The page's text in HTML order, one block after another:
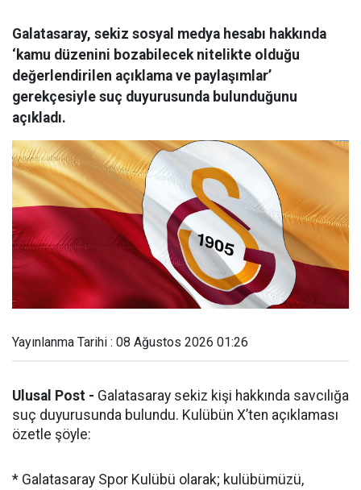
Galatasaray, sekiz sosyal medya hesabı hakkında
‘kamu düzenini bozabilecek nitelikte olduğu
değerlendirilen açıklama ve paylaşımlar’
gerekçesiyle suç duyurusunda bulunduğunu
açıkladı.
Yayınlanma Tarihi : 08 Ağustos 2026 01:26
Ulusal Post - Galatasaray sekiz kişi hakkında savcılığa
suç duyurusunda bulundu. Kulübün X’ten açıklaması
özetle şöyle:
* Galatasaray Spor Kulübü olarak; kulübümüzü,